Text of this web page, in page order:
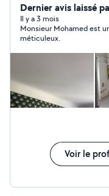
dirigé des chantiers
me concentre sur les
même si je peux
plomberie,
pose d'enseigne
décoration d'intérieur,
moi pouvons
dans ces domaines à
de France. Au plaisir de vous rencontrer pour lancer
Dernier avis laissé
Il y a 3 mois
Monsieur Mohamed est
méticuleux.
Voir le